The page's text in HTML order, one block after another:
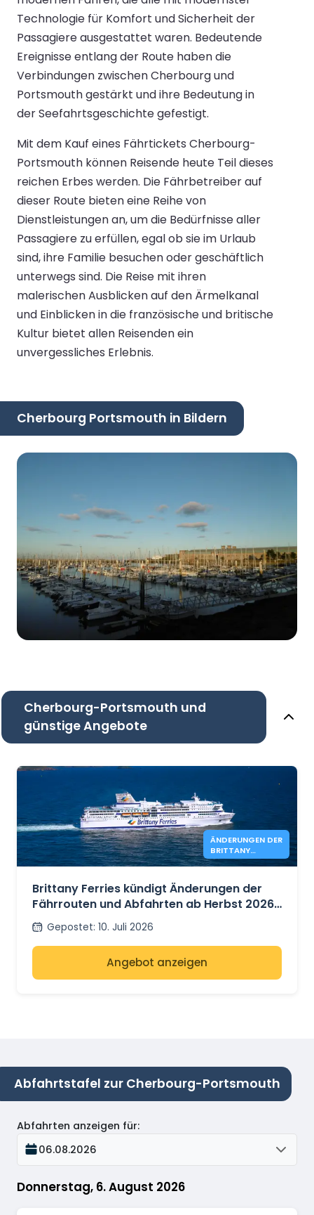
Technologie für Komfort und Sicherheit der
Passagiere ausgestattet waren. Bedeutende
Ereignisse entlang der Route haben die
Verbindungen zwischen Cherbourg und
Portsmouth gestärkt und ihre Bedeutung in
der Seefahrtsgeschichte gefestigt.
Mit dem Kauf eines Fährtickets Cherbourg-
Portsmouth können Reisende heute Teil dieses
reichen Erbes werden. Die Fährbetreiber auf
dieser Route bieten eine Reihe von
Dienstleistungen an, um die Bedürfnisse aller
Passagiere zu erfüllen, egal ob sie im Urlaub
sind, ihre Familie besuchen oder geschäftlich
unterwegs sind. Die Reise mit ihren
malerischen Ausblicken auf den Ärmelkanal
und Einblicken in die französische und britische
Kultur bietet allen Reisenden ein
unvergessliches Erlebnis.
Cherbourg Portsmouth in Bildern
Cherbourg-Portsmouth und
günstige Angebote
ÄNDERUNGEN DER
BRITTANY
FERRIES-ROUTE
Brittany Ferries kündigt Änderungen der
Fährrouten und Abfahrten ab Herbst 2026
an.Gepostet: 10. Juli 2026
Angebot anzeigen
Abfahrtstafel zur Cherbourg-Portsmouth
Donnerstag, 6. August 2026
Abfahrten anzeigen für:
06.08.2026